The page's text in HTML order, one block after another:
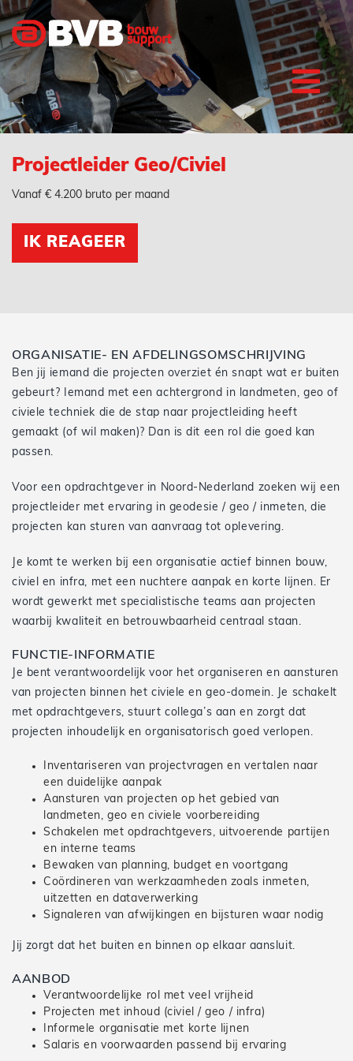
Projectleider Geo/Civiel
Vanaf € 4.200 bruto per maand
IK REAGEER
ORGANISATIE- EN AFDELINGSOMSCHRIJVING
Ben jij iemand die projecten overziet én snapt wat er buiten
gebeurt? Iemand met een achtergrond in landmeten, geo of
civiele techniek die de stap naar projectleiding heeft
gemaakt (of wil maken)? Dan is dit een rol die goed kan
passen.
Voor een opdrachtgever in Noord-Nederland zoeken wij een
projectleider met ervaring in geodesie / geo / inmeten, die
projecten kan sturen van aanvraag tot oplevering.
Je komt te werken bij een organisatie actief binnen bouw,
civiel en infra, met een nuchtere aanpak en korte lijnen. Er
wordt gewerkt met specialistische teams aan projecten
waarbij kwaliteit en betrouwbaarheid centraal staan.
FUNCTIE-INFORMATIE
Je bent verantwoordelijk voor het organiseren en aansturen
van projecten binnen het civiele en geo-domein. Je schakelt
met opdrachtgevers, stuurt collega’s aan en zorgt dat
projecten inhoudelijk en organisatorisch goed verlopen.
Inventariseren van projectvragen en vertalen naar
een duidelijke aanpak
Aansturen van projecten op het gebied van
landmeten, geo en civiele voorbereiding
Schakelen met opdrachtgevers, uitvoerende partijen
en interne teams
Bewaken van planning, budget en voortgang
Coördineren van werkzaamheden zoals inmeten,
uitzetten en dataverwerking
Signaleren van afwijkingen en bijsturen waar nodig
Jij zorgt dat het buiten en binnen op elkaar aansluit.
AANBOD
Verantwoordelijke rol met veel vrijheid
Projecten met inhoud (civiel / geo / infra)
Informele organisatie met korte lijnen
Salaris en voorwaarden passend bij ervaring